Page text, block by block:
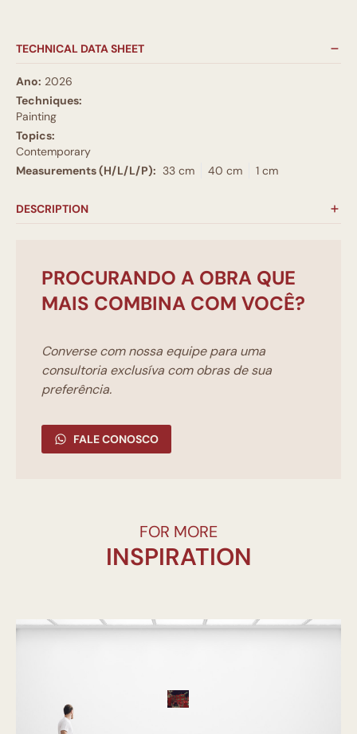
TECHNICAL DATA SHEET
Ano: 2026
Techniques:
Painting
Topics:
Contemporary
Measurements (H/L/L/P): 33 cm 40 cm 1 cm
DESCRIPTION
PROCURANDO A OBRA QUE
MAIS COMBINA COM VOCÊ?
Converse com nossa equipe para uma
consultoria exclusíva com obras de sua
preferência.
FALE CONOSCO
FOR MORE
INSPIRATION